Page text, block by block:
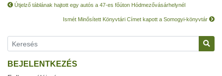
Útjelző táblának hajtott egy autós a 47-es főúton Hódmezővásárhelynél
Ismét Minősített Könyvtári Címet kapott a Somogyi-könyvtár
BEJELENTKEZÉS